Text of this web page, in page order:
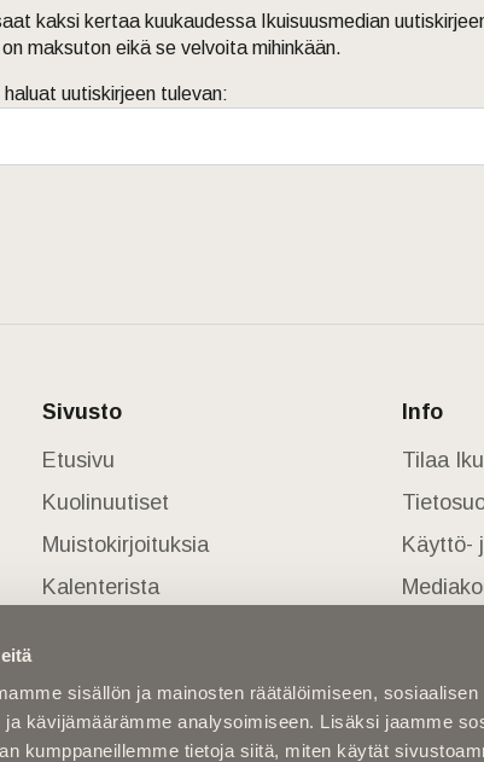
sisällön ja mainosten räätälöimiseen, sosiaalisen
kävijämäärämme analysoimiseen. Lisäksi jaamme
kumppaneillemme tietoja siitä, miten käytät
kaksi kertaa kuukaudessa Ikuisuusmedian
maksuton eikä se velvoita mihinkään.
uutiskirjeen tulevan:
Sivusto
Etusivu
Kuolinuutiset
Muistokirjoituksia
Kalenterista
Kuolleita
Info
Tilaa
Käyttö-